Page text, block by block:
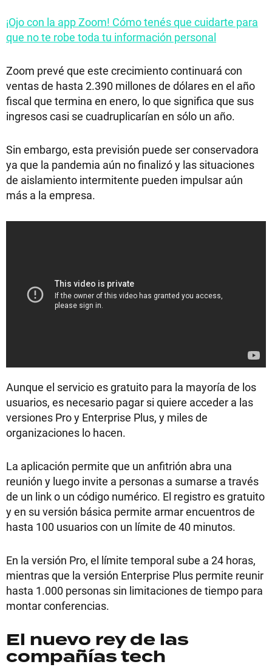
¡Ojo con la app Zoom! Cómo tenés que cuidarte para
que no te robe toda tu información personal
Zoom prevé que este crecimiento continuará con
ventas de hasta 2.390 millones de dólares en el año
fiscal que termina en enero, lo que significa que sus
ingresos casi se cuadruplicarían en sólo un año.
Sin embargo, esta previsión puede ser conservadora
ya que la pandemia aún no finalizó y las situaciones
de aislamiento intermitente pueden impulsar aún
más a la empresa.
Aunque el servicio es gratuito para la mayoría de los
usuarios, es necesario pagar si quiere acceder a las
versiones Pro y Enterprise Plus, y miles de
organizaciones lo hacen.
La aplicación permite que un anfitrión abra una
reunión y luego invite a personas a sumarse a través
de un link o un código numérico. El registro es gratuito
y en su versión básica permite armar encuentros de
hasta 100 usuarios con un límite de 40 minutos.
En la versión Pro, el límite temporal sube a 24 horas,
mientras que la versión Enterprise Plus permite reunir
hasta 1.000 personas sin limitaciones de tiempo para
montar conferencias.
El nuevo rey de las
compañías tech